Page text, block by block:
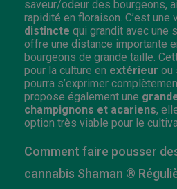
saveur/odeur des bourgeons,
rapidité en floraison. C’est une
distincte qui grandit avec une
offre une distance importante
bourgeons de grande taille.
pour la culture en extérieur ou
pourra s’exprimer
propose également une
champignons et acariens,
option très viable pour le
Comment faire pousser
cannabis Shaman ®